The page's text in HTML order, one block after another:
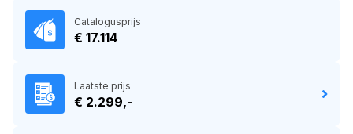
Catalogusprijs
€ 17.114
Laatste prijs
€ 2.299,-